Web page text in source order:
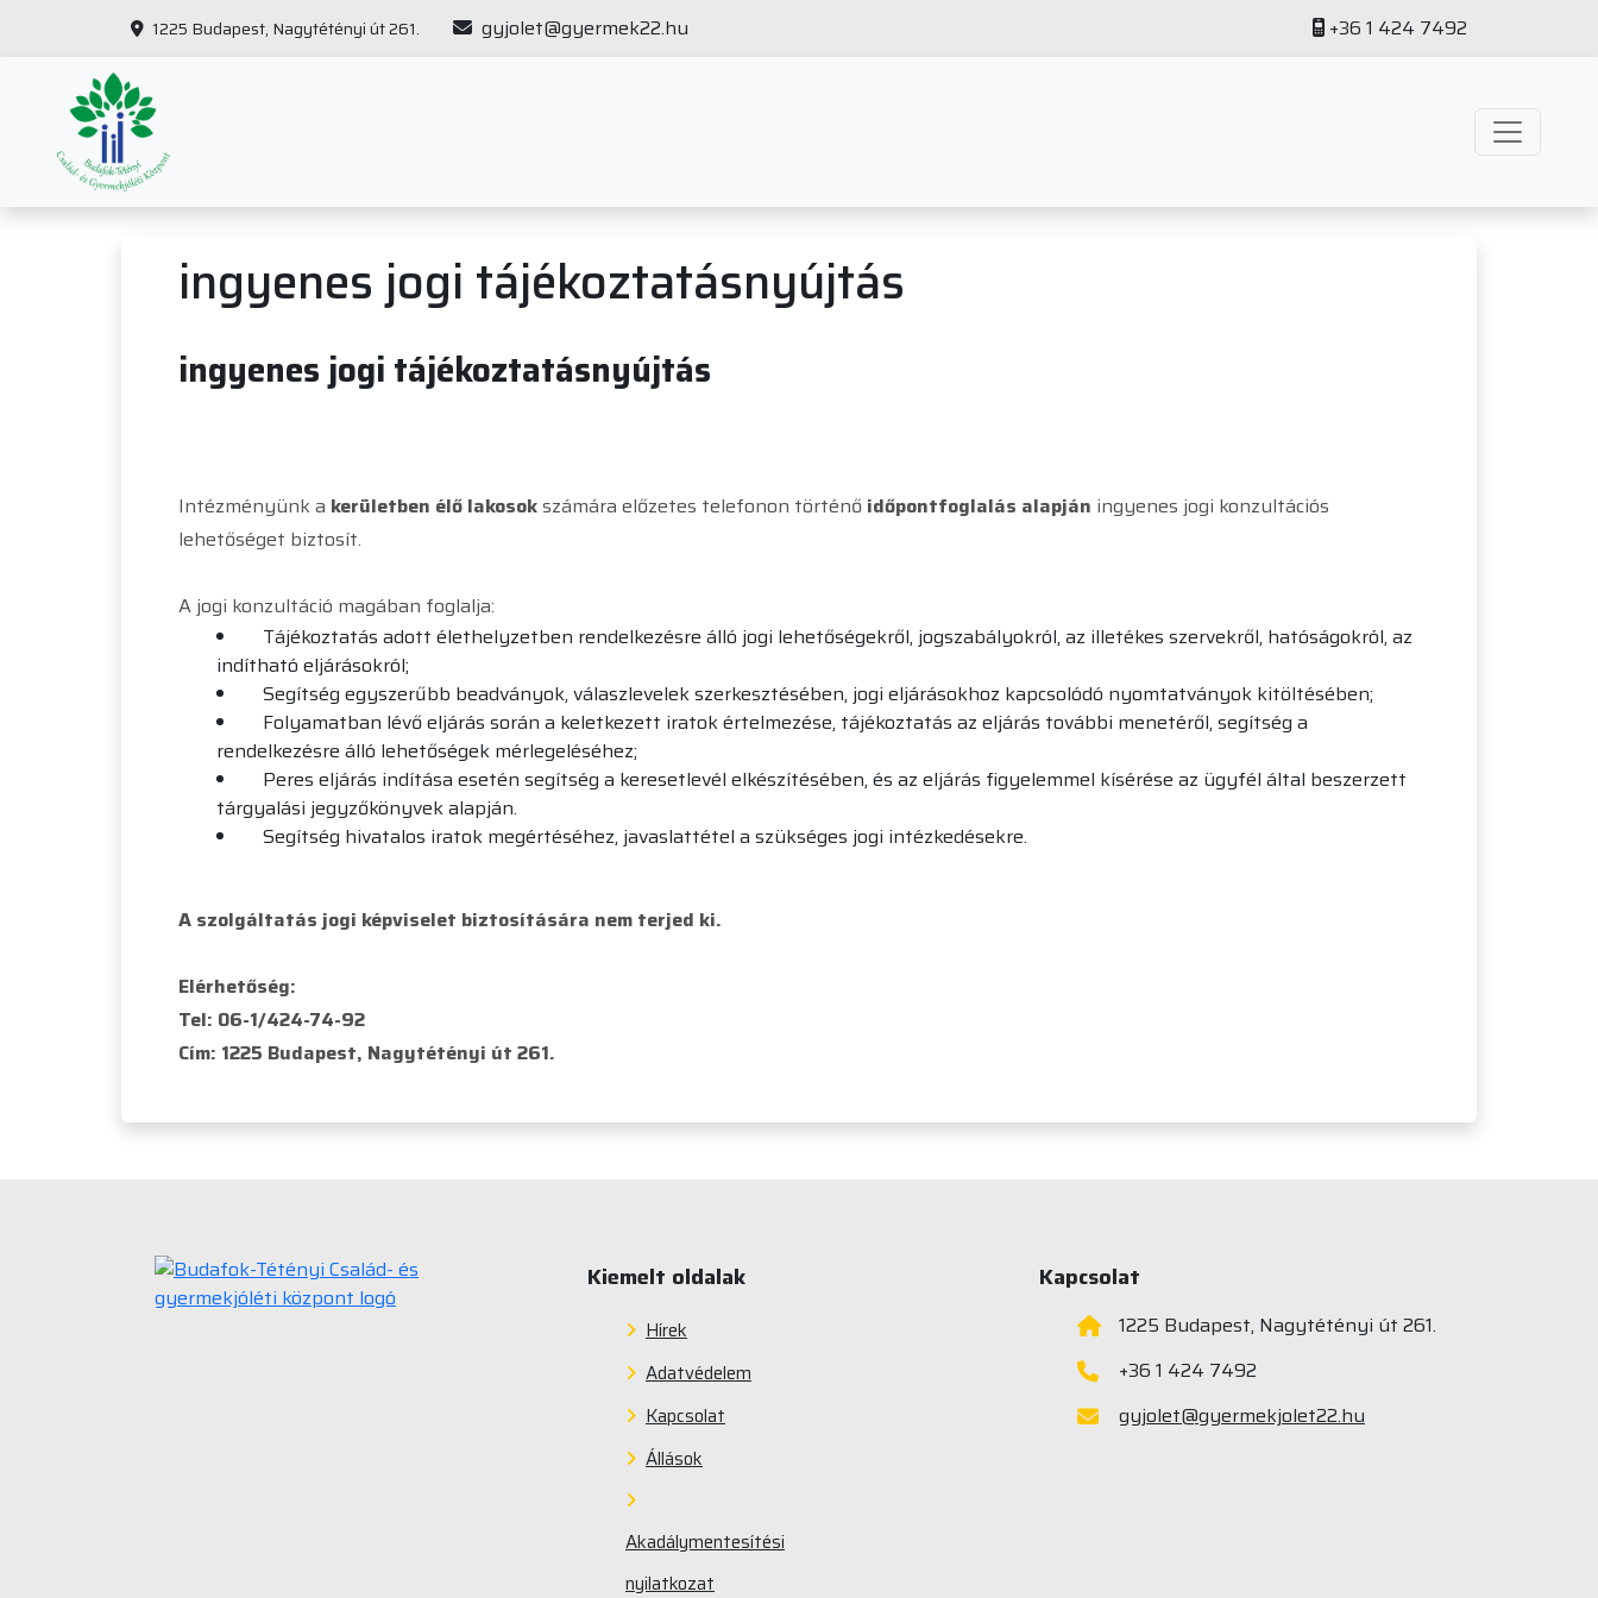
1225 Budapest, Nagytétényi út 261. gyjolet@gyermek22.hu +36 1 424 7492
ingyenes jogi tájékoztatásnyújtás
ingyenes jogi tájékoztatásnyújtás
Intézményünk a kerületben élő lakosokszámára előzetes telefonon történő időpontfoglalás alapján ingyenes jogi konzultációs
lehetőséget biztosít.
A jogi konzultáció magában foglalja:
Tájékoztatás adott élethelyzetben rendelkezésre álló jogi lehetőségekről, jogszabályokról, az illetékes szervekről, hatóságokról, az
indítható eljárásokról;
Segítség egyszerűbb beadványok, válaszlevelek szerkesztésében, jogi eljárásokhoz kapcsolódó nyomtatványok kitöltésében;
Folyamatban lévő eljárás során a keletkezett iratok értelmezése, tájékoztatás az eljárás további menetéről, segítség a
rendelkezésre álló lehetőségek mérlegeléséhez;
Peres eljárás indítása esetén segítség a keresetlevél elkészítésében, és az eljárás figyelemmel kísérése az ügyfél által beszerzett
tárgyalási jegyzőkönyvek alapján.
Segítség hivatalos iratok megértéséhez, javaslattétel a szükséges jogi intézkedésekre.
A szolgáltatás jogi képviselet biztosítására nem terjed ki.
Elérhetőség:
Tel: 06-1/424-74-92
Cím: 1225 Budapest, Nagytétényi út 261.
Kiemelt oldalak
Hírek
Adatvédelem
Kapcsolat
Állások
Akadálymentesítési
nyilatkozat
Kapcsolat
1225 Budapest, Nagytétényi út 261.
+36 1 424 7492
gyjolet@gyermekjolet22.hu